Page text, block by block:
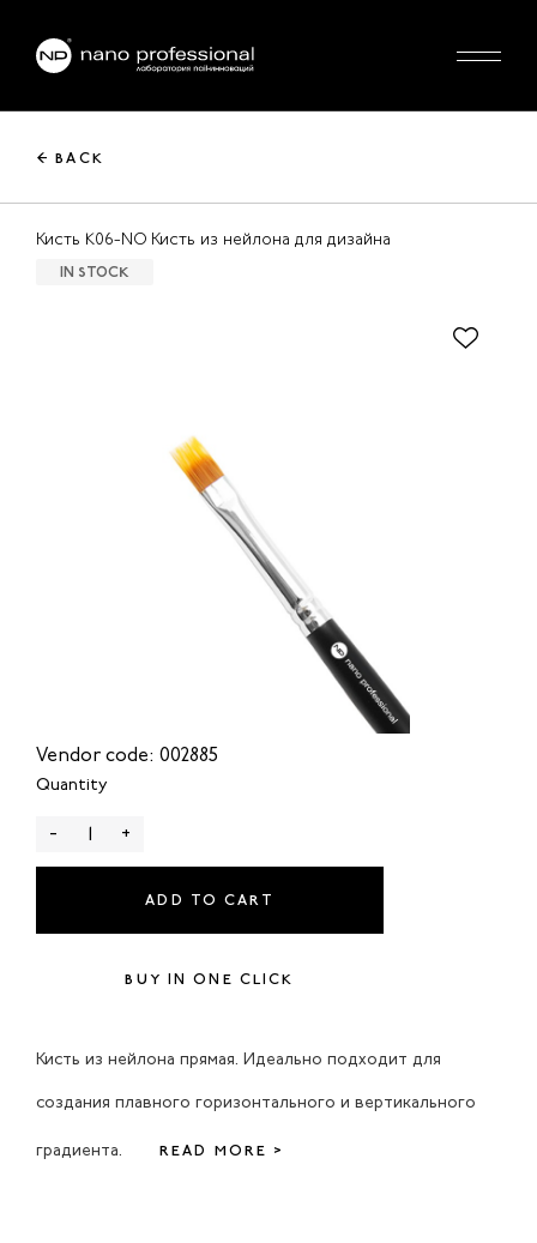
← BACK
Кисть K06-NO Кисть из нейлона для дизайна
IN STOCK
Vendor code: 002885
Quantity
- +
ADD TO CART
BUY IN ONE CLICK
Кисть из нейлона прямая. Идеально подходит для
создания плавного горизонтального и вертикального
градиента. READ MORE >